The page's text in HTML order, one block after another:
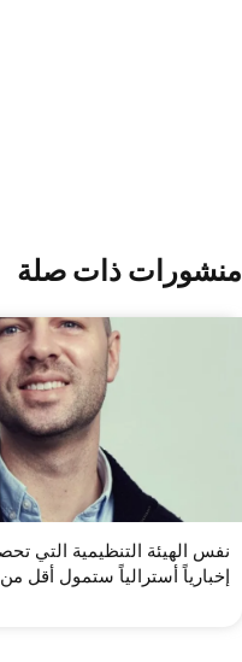
منشورات ذات صلة
إخبارياً أسترالياً ستمول أقل من 100